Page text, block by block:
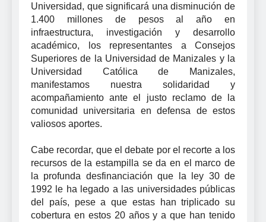
Universidad, que significará una disminución de
1.400 millones de pesos al año en
infraestructura, investigación y desarrollo
académico, los representantes a Consejos
Superiores de la Universidad de Manizales y la
Universidad Católica de Manizales,
manifestamos nuestra solidaridad y
acompañamiento ante el justo reclamo de la
comunidad universitaria en defensa de estos
valiosos aportes.
Cabe recordar, que el debate por el recorte a los
recursos de la estampilla se da en el marco de
la profunda desfinanciación que la ley 30 de
1992 le ha legado a las universidades públicas
del país, pese a que estas han triplicado su
cobertura en estos 20 años y a que han tenido